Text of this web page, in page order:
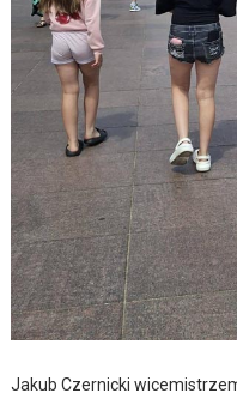
Jakub Czernicki